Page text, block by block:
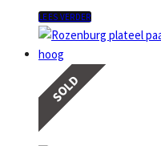
LEES VERDER
SOLD